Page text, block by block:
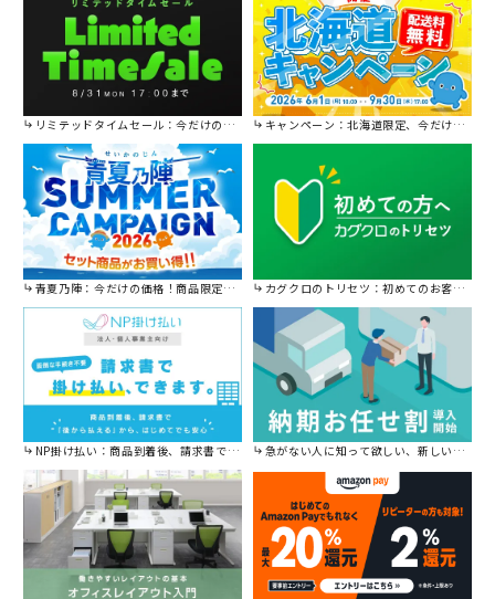
リミテッドタイムセール：今だけの限定セール。 キャンペーン：北海道限定、今だけ送料無料！
青夏乃陣：今だけの価格！商品限定セール開催中です。 カグクロのトリセツ：初めてのお客様はこちら。
NP掛け払い：商品到着後、請求書で後から払えます。 急がない人に知って欲しい、新しい割引を始めました。